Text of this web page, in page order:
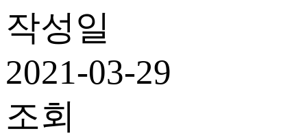
작성일
2021-03-29
조회